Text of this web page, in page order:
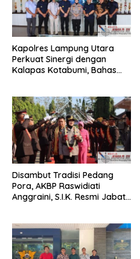
Kapolres Lampung Utara
Perkuat Sinergi dengan
Kalapas Kotabumi, Bahas
Disambut Tradisi Pedang
Pora, AKBP Raswidiati
Anggraini, S.I.K. Resmi Jabat